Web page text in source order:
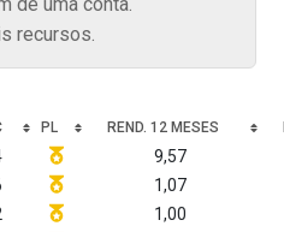
recursos.
PL REND. 12 MESES
9,57
1,07
1,00